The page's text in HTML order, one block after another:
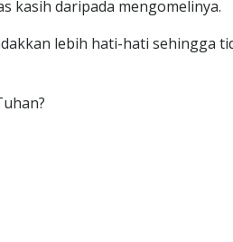
kasih daripada mengomelinya.
lebih hati-hati sehingga